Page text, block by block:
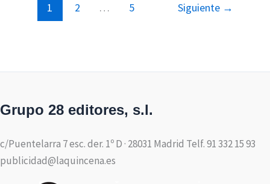
1 2 … 5 Siguiente →
Grupo 28 editores, s.l.
c/Puentelarra 7 esc. der. 1º D · 28031 Madrid Telf. 91 332 15 93
publicidad@laquincena.es